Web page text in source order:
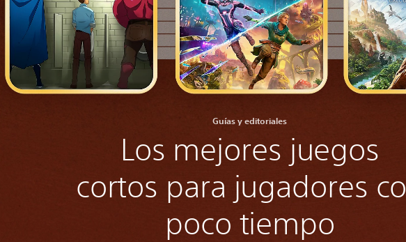
Guías y editoriales
Los mejores juegos
cortos para jugadores
poco tiempo